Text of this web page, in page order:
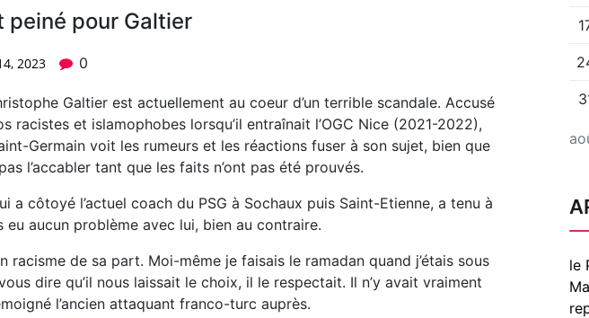
peiné pour Galtier
2023 0
Galtier est actuellement au coeur d’un terrible scandale. Accusé
racistes et islamophobes lorsqu’il entraînait l’OGC Nice (2021-2022),
Germain voit les rumeurs et les réactions fuser à son sujet, bien que
l’accabler tant que les faits n’ont pas été prouvés.
a côtoyé l’actuel coach du PSG à Sochaux puis Saint-Etienne, a tenu à
eu aucun problème avec lui, bien au contraire.
racisme de sa part. Moi-même je faisais le ramadan quand j’étais sous
dire qu’il nous laissait le choix, il le respectait. Il n’y avait vraiment
l’ancien attaquant franco-turc auprès.
le